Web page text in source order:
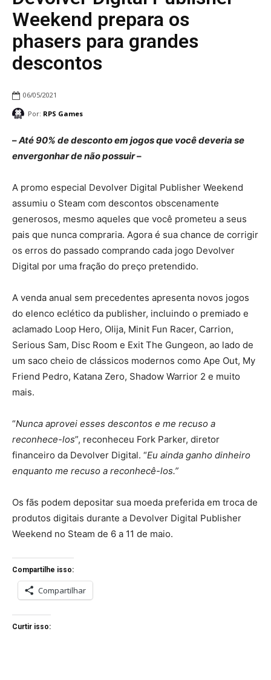
Weekend prepara os
phasers para grandes
descontos
06/05/2021
Por: RPS Games
–Até 90% de desconto em jogos que você deveria se
envergonhar de não possuir–
A promo especial Devolver Digital Publisher Weekend
assumiu o Steam com descontos obscenamente
generosos, mesmo aqueles que você prometeu a seus
pais que nunca compraria. Agora é sua chance de corrigir
os erros do passado comprando cada jogo Devolver
Digital por uma fração do preço pretendido.
A venda anual sem precedentes apresenta novos jogos
do elenco eclético da publisher, incluindo o premiado e
aclamado Loop Hero, Olija, Minit Fun Racer, Carrion,
Serious Sam, Disc Room e Exit The Gungeon, ao lado de
um saco cheio de clássicos modernos como Ape Out, My
Friend Pedro, Katana Zero, Shadow Warrior 2 e muito
mais.
“Nunca aprovei esses descontos e me recuso a
reconhece-los”, reconheceu Fork Parker, diretor
financeiro da Devolver Digital. “Eu ainda ganho dinheiro
enquanto me recuso a reconhecê-los.”
Os fãs podem depositar sua moeda preferida em troca de
produtos digitais durante a Devolver Digital Publisher
Weekend no Steam de 6 a 11 de maio.
Compartilhe isso:
Compartilhar
Curtir isso: